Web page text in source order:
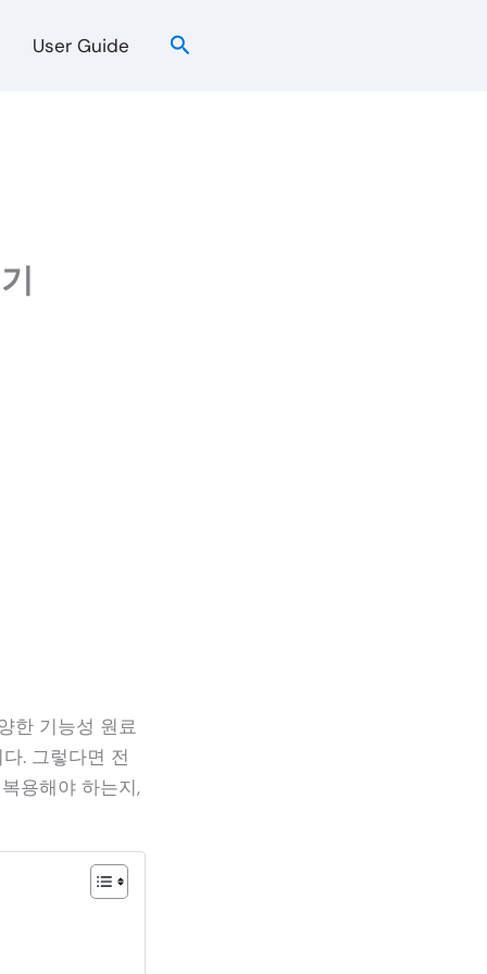
User Guide
검
한 기능성 원료
. 그렇다면 전
용해야 하는지,